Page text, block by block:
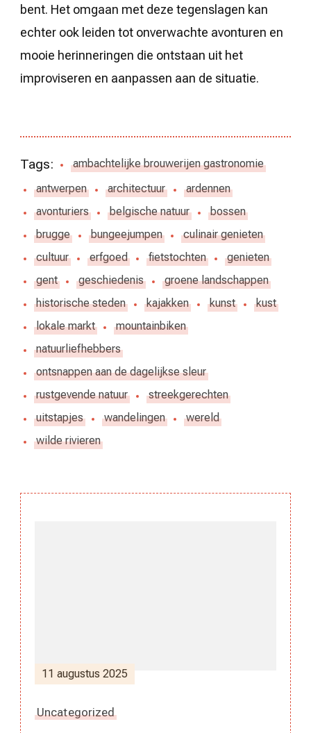
bent. Het omgaan met deze tegenslagen kan
echter ook leiden tot onverwachte avonturen en
mooie herinneringen die ontstaan uit het
improviseren en aanpassen aan de situatie.
Tags:
ambachtelijke brouwerijen gastronomie
antwerpen
architectuur
ardennen
avonturiers
belgische natuur
bossen
brugge
bungeejumpen
culinair genieten
cultuur
erfgoed fietstochten
genieten
gent
geschiedenis
groene landschappen
historische steden
kajakken kunst
kust
lokale markt
mountainbiken
natuurliefhebbers
ontsnappen aan de dagelijkse sleur
rustgevende natuur
streekgerechten
uitstapjes
wandelingen
wereld
wilde rivieren
11 augustus 2025
Uncategorized